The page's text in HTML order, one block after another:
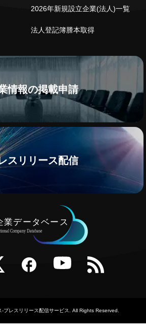
2026年新規設立企業(法人)一覧
法人登記簿謄本取得
情報の掲載申請
スリリース配信
YouTube RSS
プレスリリース配信サービス . All Rights Reserved.